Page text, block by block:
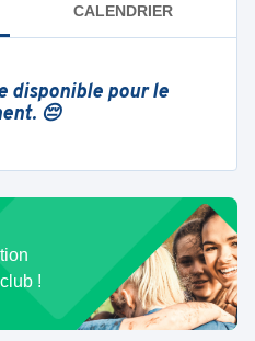
CALENDRIER
disponible pour le
😔
!